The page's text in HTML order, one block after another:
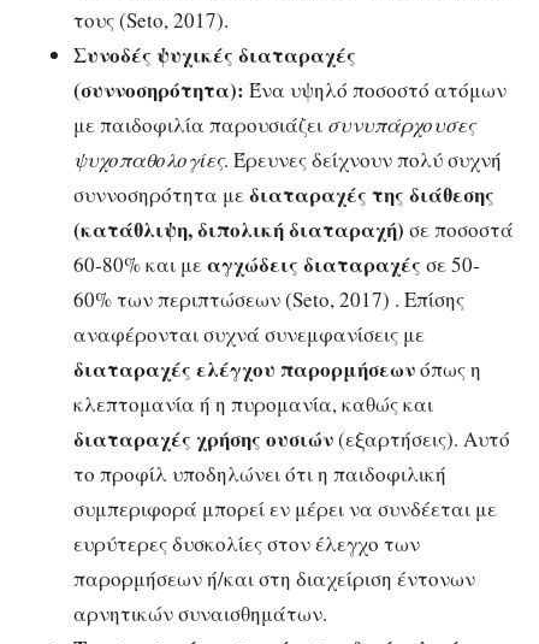
τους (Seto, 2017).
Συνοδές ψυχικές διαταραχές
(συννοσηρότητα): Ένα υψηλό ποσοστό ατόμων
με παιδοφιλία παρουσιάζει συνυπάρχουσες
ψυχοπαθολογίες. Έρευνες δείχνουν πολύ συχνή
συννοσηρότητα μεδιαταραχές της διάθεσης
(κατάθλιψη, διπολική διαταραχή) σε ποσοστά
60-80% και μεαγχώδεις διαταραχές σε 50-
60% των περιπτώσεων (Seto, 2017) . Επίσης
αναφέρονται συχνά συνεμφανίσεις με
διαταραχές ελέγχου παρορμήσεωνόπως η
κλεπτομανία ή η πυρομανία, καθώς και
διαταραχές χρήσης ουσιών(εξαρτήσεις). Αυτό
το προφίλ υποδηλώνει ότι η παιδοφιλική
συμπεριφορά μπορεί εν μέρει να συνδέεται με
ευρύτερες δυσκολίες στον έλεγχο των
παρορμήσεων ή/και στη διαχείριση έντονων
αρνητικών συναισθημάτων.